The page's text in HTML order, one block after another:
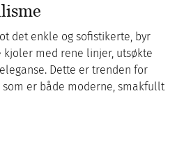
det enkle og sofistikerte, byr
med rene linjer, utsøkte
Dette er trenden for
er både moderne, smakfullt